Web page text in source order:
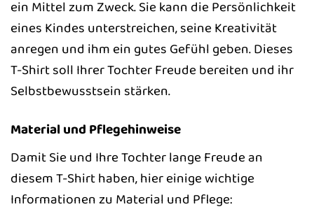
ein Mittel zum Zweck. Sie kann die Persönlichkeit
eines Kindes unterstreichen, seine Kreativität
anregen und ihm ein gutes Gefühl geben. Dieses
T-Shirt soll Ihrer Tochter Freude bereiten und ihr
Selbstbewusstsein stärken.
Material und Pflegehinweise
Damit Sie und Ihre Tochter lange Freude an
diesem T-Shirt haben, hier einige wichtige
Informationen zu Material und Pflege: